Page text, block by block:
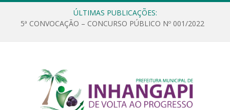
ÚLTIMAS PUBLICAÇÕES:
5ª CONVOCAÇÃO – CONCURSO PÚBLICO Nº 001/2022